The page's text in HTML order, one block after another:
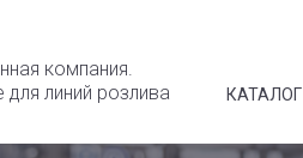
компания.
линий розлива
КАТАЛОГ